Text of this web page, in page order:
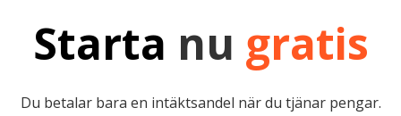
Starta nu gratis
Du betalar bara en intäktsandel när du tjänar pengar.